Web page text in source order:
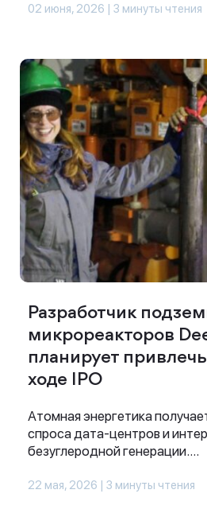
02 июня, 2026 | 3 минуты чтения
Разработчик
микрореакторов
планирует
ходе IPO
Атомная энергетика
спроса дата-центров и
безуглеродной генерации....
22 мая, 2026 | 3 минуты чтения